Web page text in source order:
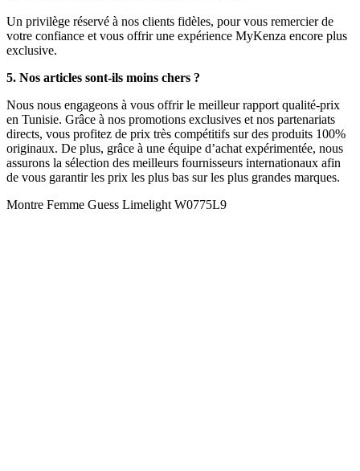
Un privilège réservé à nos clients fidèles, pour vous remercier de
votre confiance et vous offrir une expérience MyKenza encore plus
exclusive.
5. Nos articles sont-ils moins chers ?
Nous nous engageons à vous offrir le meilleur rapport qualité-prix
en Tunisie. Grâce à nos promotions exclusives et nos partenariats
directs, vous profitez de prix très compétitifs sur des produits 100%
originaux. De plus, grâce à une équipe d’achat expérimentée, nous
assurons la sélection des meilleurs fournisseurs internationaux afin
de vous garantir les prix les plus bas sur les plus grandes marques.
Montre Femme Guess Limelight W0775L9